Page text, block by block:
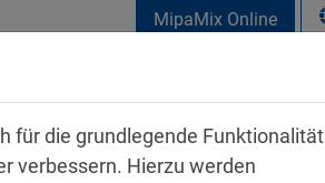
MipaMix Online
für die grundlegende Funktionalität
verbessern. Hierzu werden